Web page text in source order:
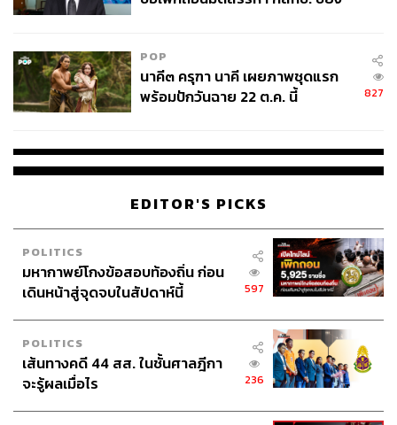
POP
นาคี๓ ครุฑา นาคี เผยภาพชุดแรก
พร้อมปักวันฉาย 22 ต.ค. นี้
827
EDITOR'S PICKS
POLITICS
มหากาพย์โกงข้อสอบท้องถิ่น ก่อน
เดินหน้าสู่จุดจบในสัปดาห์นี้
597
POLITICS
เส้นทางคดี 44 สส. ในชั้นศาลฎีกา
จะรู้ผลเมื่อไร
236